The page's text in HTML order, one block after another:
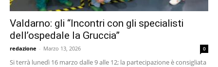
Valdarno: gli “Incontri con gli specialisti
dell’ospedale la Gruccia”
redazione - Marzo 13, 2026 0
Si terrà lunedì 16 marzo dalle 9 alle 12; la partecipazione è consigliata